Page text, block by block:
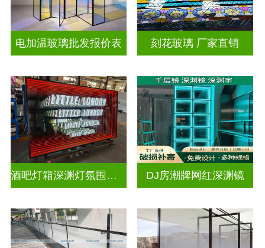
电加温玻璃批发报价表 刻花玻璃 厂家直销
酒吧灯箱深渊灯氛围灯深渊镜 DJ房潮牌网红深渊镜